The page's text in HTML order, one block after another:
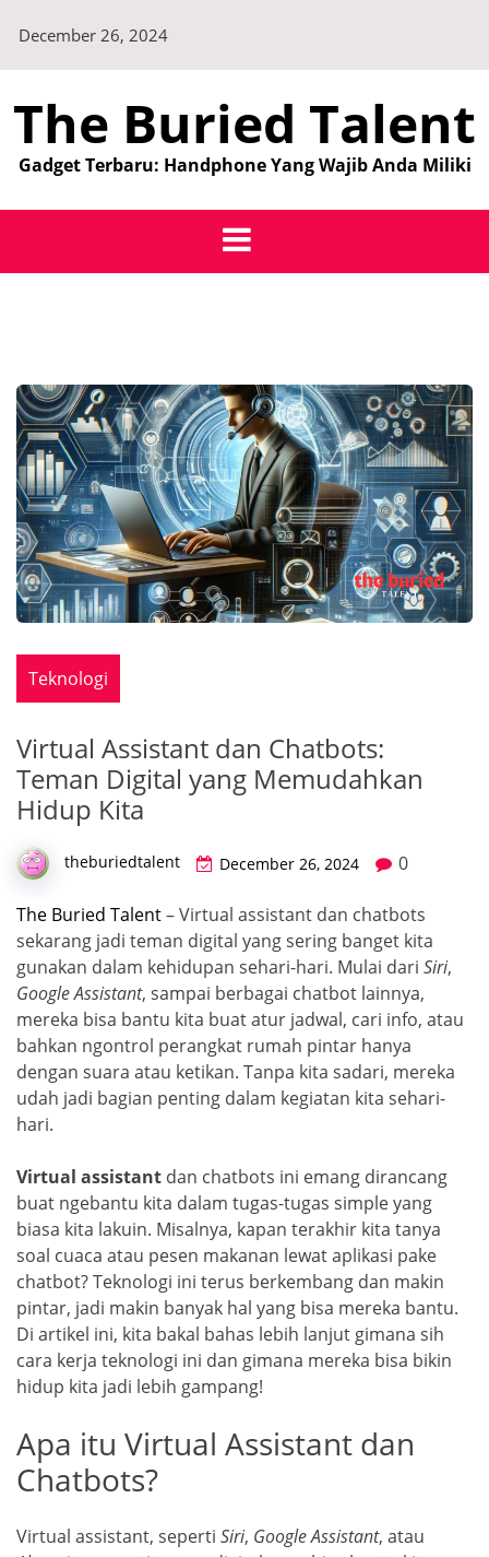
content
December 26, 2024
The Buried Talent
Gadget Terbaru: Handphone Yang Wajib Anda Miliki
Teknologi
Virtual Assistant dan Chatbots:
Teman Digital yang Memudahkan
Hidup Kita
theburiedtalent December 26, 2024 0
The Buried Talent– Virtual assistant dan chatbots
sekarang jadi teman digital yang sering banget kita
gunakan dalam kehidupan sehari-hari. Mulai dari Siri,
Google Assistant, sampai berbagai chatbot lainnya,
mereka bisa bantu kita buat atur jadwal, cari info, atau
bahkan ngontrol perangkat rumah pintar hanya
dengan suara atau ketikan. Tanpa kita sadari, mereka
udah jadi bagian penting dalam kegiatan kita sehari-
hari.
Virtual assistant dan chatbots ini emang dirancang
buat ngebantu kita dalam tugas-tugas simple yang
biasa kita lakuin. Misalnya, kapan terakhir kita tanya
soal cuaca atau pesen makanan lewat aplikasi pake
chatbot? Teknologi ini terus berkembang dan makin
pintar, jadi makin banyak hal yang bisa mereka bantu.
Di artikel ini, kita bakal bahas lebih lanjut gimana sih
cara kerja teknologi ini dan gimana mereka bisa bikin
hidup kita jadi lebih gampang!
Apa itu Virtual Assistant dan
Chatbots?
Virtual assistant, seperti Siri, Google Assistant, atau